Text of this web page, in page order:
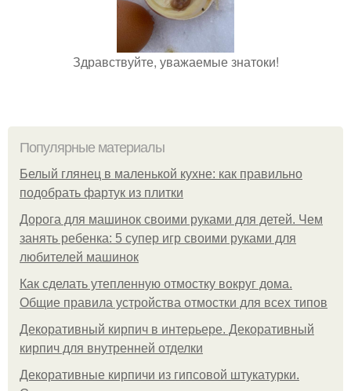
Здравствуйте, уважаемые знатоки!
Популярные материалы
Белый глянец в маленькой кухне: как правильно
подобрать фартук из плитки
Дорога для машинок своими руками для детей. Чем
занять ребенка: 5 супер игр своими руками для
любителей машинок
Как сделать утепленную отмостку вокруг дома.
Общие правила устройства отмостки для всех типов
Декоративный кирпич в интерьере. Декоративный
кирпич для внутренней отделки
Декоративные кирпичи из гипсовой штукатурки.